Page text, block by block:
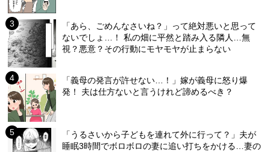
「あら、ごめんなさいね？」って絶対悪いと思って
ないでしょ…！ 私の畑に平然と踏み入る隣人…無
視？悪意？その行動にモヤモヤが止まらない
「義母の発言が許せない…！」嫁が義母に怒り爆
発！ 夫は仕方ないと言うけれど諦めるべき？
「うるさいから子どもを連れて外に行って？」夫が
睡眠3時間でボロボロの妻に追い打ちをかける…妻の